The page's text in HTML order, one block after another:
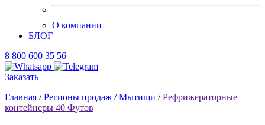
О компании
БЛОГ
8 800 600 35 56
Заказать
Главная /Регионы продаж /Мытищи /Рефрижераторные
контейнеры 40 Футов